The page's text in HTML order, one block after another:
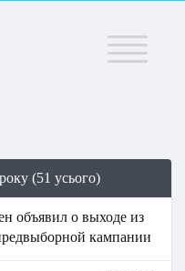
Меню
(51 усього)
объявил о выходе из
кампании